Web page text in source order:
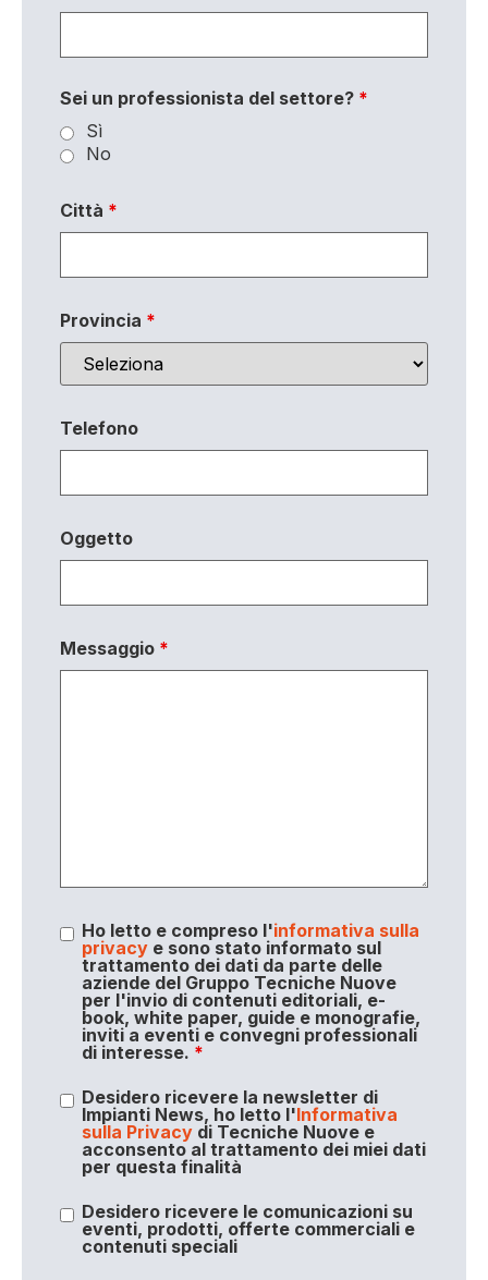
Sei un professionista del settore? *
Sì
No
Città *
Provincia *
Telefono
Oggetto
Messaggio *
Ho letto e compreso l'informativa sulla
privacye sono stato informato sul
trattamento dei dati da parte delle
aziende del Gruppo Tecniche Nuove
per l'invio di contenuti editoriali, e-
book, white paper, guide e monografie,
inviti a eventi e convegni professionali
di interesse. *
Desidero ricevere la newsletter di
Impianti News, ho letto l'Informativa
sulla Privacydi Tecniche Nuove e
acconsento al trattamento dei miei dati
per questa finalità
Desidero ricevere le comunicazioni su
eventi, prodotti, offerte commerciali e
contenuti speciali